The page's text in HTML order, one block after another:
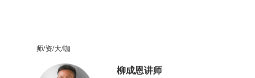
师/资/大/咖
柳成恩讲师